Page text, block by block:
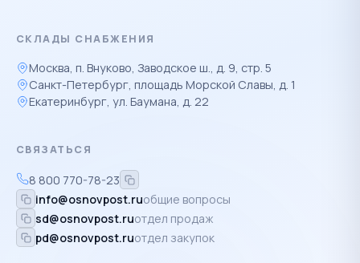
СКЛАДЫ СНАБЖЕНИЯ
Москва, п. Внуково, Заводское ш., д. 9, стр. 5
Санкт-Петербург, площадь Морской Славы, д. 1
Екатеринбург, ул. Баумана, д. 22
СВЯЗАТЬСЯ
8 800 770-78-23
info@osnovpost.ruобщие вопросы
sd@osnovpost.ruотдел продаж
pd@osnovpost.ruотдел закупок